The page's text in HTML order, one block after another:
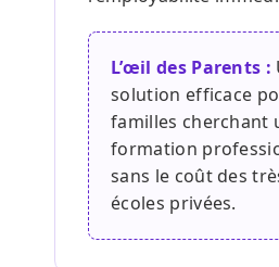
L’œil des Parents :
solution efficace
familles cherchant
formation
sans le coût des
écoles privées.